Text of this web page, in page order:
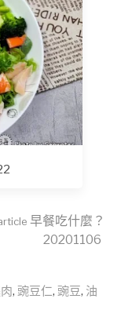
早餐吃什麼？
20201106
, 豌豆仁, 豌豆, 油